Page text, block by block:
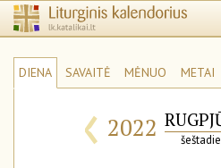
DIENA SAVAITĖ MĖNUO METAI
‹ 2022